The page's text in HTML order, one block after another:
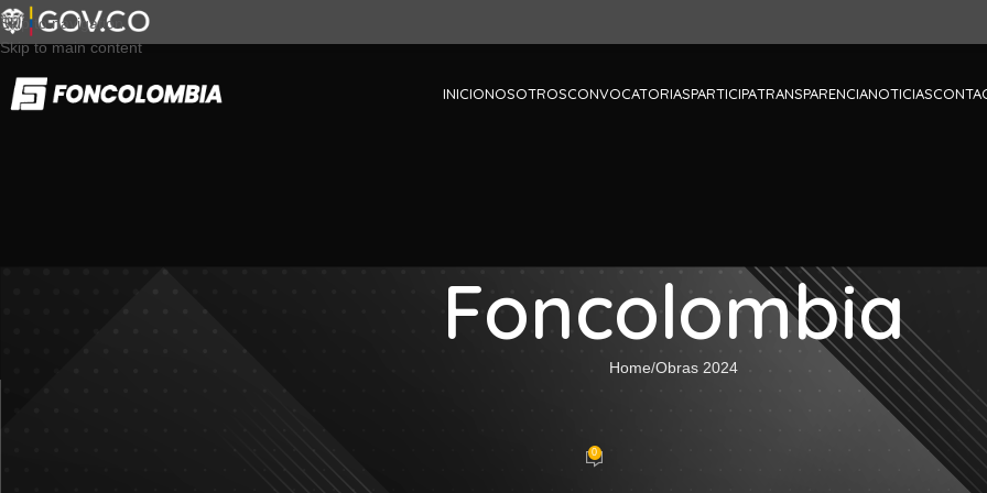
Skip to navigation
Skip to main content
INICIONOSOTROSCONVOCATORIASPARTICIPATRANSPARENCIANOTICIAS
Foncolombia
Home Obras 2024
0